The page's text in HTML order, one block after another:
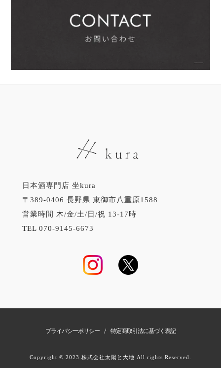
日本酒専門店 坐kura
〒389-0406 長野県 東御市八重原1588
営業時間 木/金/土/日/祝 13-17時
TEL 070-9145-6673
プライバシーポリシー / 特定商取引法に基づく表記
Copyright © 2023 株式会社太陽と大地 All rights Reserved.